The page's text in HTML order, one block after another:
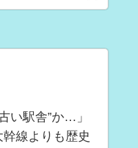
い駅舎”か…」
幹線よりも歴史